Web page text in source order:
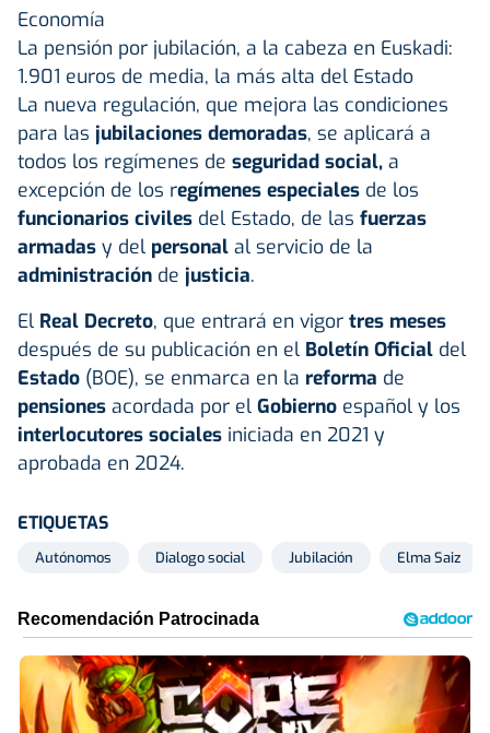
Economía
La pensión por jubilación, a la cabeza en Euskadi:
1.901 euros de media, la más alta del Estado
La nueva regulación, que mejora las condiciones
para las jubilaciones demoradas, se aplicará a
todos los regímenes de seguridad social, a
excepción de los regímenes especiales de los
funcionarios civiles del Estado, de las fuerzas
armadas y del personal al servicio de la
administración de justicia.
El Real Decreto, que entrará en vigor tres meses
después de su publicación en el Boletín Oficial del
Estado (BOE), se enmarca en la reforma de
pensiones acordada por el Gobierno español y los
interlocutores sociales iniciada en 2021 y
aprobada en 2024.
ETIQUETAS
Autónomos Dialogo social Jubilación Elma Saiz